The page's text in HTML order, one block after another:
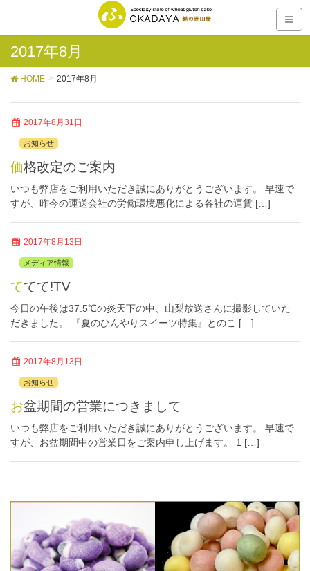
2017年8月
HOME 2017年8月
2017年8月31日
お知らせ
価格改定のご案内
いつも弊店をご利用いただき誠にありがとうございます。 早速で
すが、昨今の運送会社の労働環境悪化による各社の運賃 […]
2017年8月13日
メディア情報
ててて!TV
今日の午後は37.5℃の炎天下の中、山梨放送さんに撮影していた
だきました。 『夏のひんやりスイーツ特集』とのこ […]
2017年8月13日
お知らせ
お盆期間の営業につきまして
いつも弊店をご利用いただき誠にありがとうございます。 早速で
すが、お盆期間中の営業日をご案内申し上げます。 1 […]